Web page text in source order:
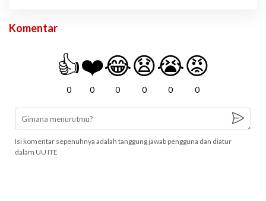
Komentar
👍
0
❤️
0
😂
0
😧
0
😭
0
😡
0
Isi komentar sepenuhnya adalah tanggung jawab pengguna dan diatur
dalam UU ITE